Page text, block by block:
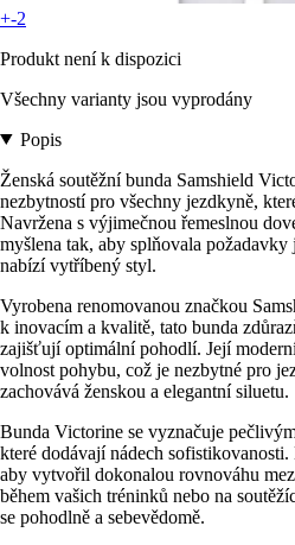
+-2
Produkt není k dispozici
Všechny varianty jsou vyprodány
Popis
Ženská soutěžní bunda Samshield
nezbytností pro všechny jezdkyně,
Navržena s výjimečnou řemeslnou
myšlena tak, aby splňovala
nabízí vytříbený styl.
Vyrobena renomovanou značkou
k inovacím a kvalitě, tato bunda
zajišťují optimální pohodlí. Její
volnost pohybu, což je nezbytné pro
zachovává ženskou a elegantní siluetu.
Bunda Victorine se vyznačuje
které dodávají nádech
aby vytvořil dokonalou rovnováhu
během vašich tréninků nebo na
se pohodlně a sebevědomě.